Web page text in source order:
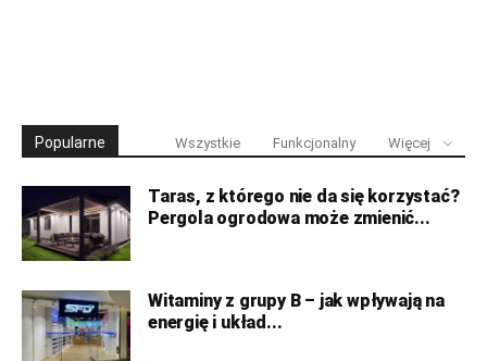
Popularne Wszystkie Funkcjonalny Więcej
Taras, z którego nie da się korzystać?
Pergola ogrodowa może zmienić...
Witaminy z grupy B – jak wpływają na
energię i układ...